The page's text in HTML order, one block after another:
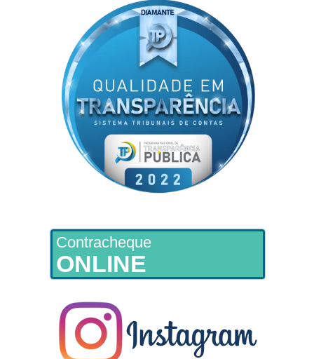
Contracheque
ONLINE